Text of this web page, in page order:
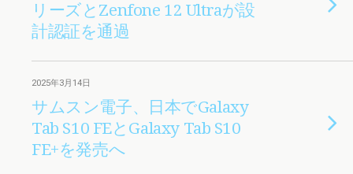
リーズとZenfone 12 Ultraが設
計認証を通過
2025年3月14日
サムスン電子、日本でGalaxy
Tab S10 FEとGalaxy Tab S10
FE+を発売へ